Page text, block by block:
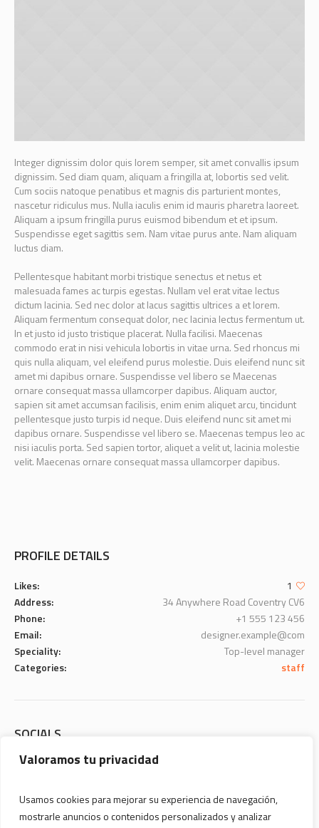
Valoramos tu privacidad
Usamos cookies para mejorar su experiencia de navegación,
mostrarle anuncios o contenidos personalizados y analizar
Integer dignissim dolor quis lorem semper, sit amet convallis ipsum
dignissim. Sed diam quam, aliquam a fringilla at, lobortis sed velit.
Cum sociis natoque penatibus et magnis dis parturient montes,
nascetur ridiculus mus. Nulla iaculis enim id mauris pharetra laoreet.
Aliquam a ipsum fringilla purus euismod bibendum et et ipsum.
Suspendisse eget sagittis sem. Nam vitae purus ante. Nam aliquam
luctus diam.
Pellentesque habitant morbi tristique senectus et netus et
malesuada fames ac turpis egestas. Nullam vel erat vitae lectus
dictum lacinia. Sed nec dolor at lacus sagittis ultrices a et lorem.
Aliquam fermentum consequat dolor, nec lacinia lectus fermentum ut.
In et justo id justo tristique placerat. Nulla facilisi. Maecenas
commodo erat in nisi vehicula lobortis in vitae urna. Sed rhoncus mi
quis nulla aliquam, vel eleifend purus molestie. Duis eleifend nunc sit
amet mi dapibus ornare. Suspendisse vel libero se Maecenas
ornare consequat massa ullamcorper dapibus. Aliquam auctor,
sapien sit amet accumsan facilisis, enim enim aliquet arcu, tincidunt
pellentesque justo turpis id neque. Duis eleifend nunc sit amet mi
dapibus ornare. Suspendisse vel libero se. Maecenas tempus leo ac
nisi iaculis porta. Sed sapien tortor, aliquet a velit ut, lacinia molestie
velit. Maecenas ornare consequat massa ullamcorper dapibus.
PROFILE DETAILS
Likes:
1
Address:
34 Anywhere Road Coventry CV6
Phone:
+1 555 123 456
Email:
designer.example@com
Speciality:
Top-level manager
Categories:
staff
SOCIALS